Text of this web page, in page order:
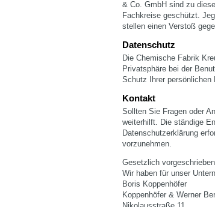
& Co. GmbH sind zu
Fachkreise geschützt.
stellen einen Verstoß
Datenschutz
Die Chemische Fabrik
Privatsphäre bei der
Schutz Ihrer
Kontakt
Sollten Sie Fragen oder
weiterhilft. Die ständige
Datenschutzerklärung
vorzunehmen.
Gesetzlich
Wir haben für unser
Boris Koppenhöfer
Koppenhöfer & Werner